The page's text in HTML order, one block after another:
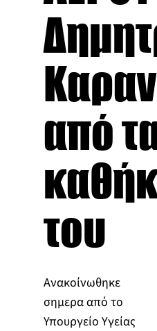
από
του
Ανακοίνωθηκε
σημερα από το
Υπουργείο Υγείας